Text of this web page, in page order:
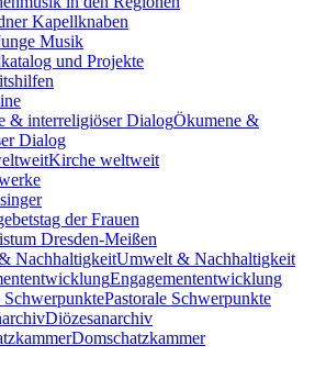
Kapellknaben
Musik
und Projekte
Ökumene &
Dialog
Kirche weltweit
der Frauen
Dresden-Meißen
Umwelt & Nachhaltigkeit
Engagemententwicklung
Pastorale Schwerpunkte
Diözesanarchiv
Domschatzkammer